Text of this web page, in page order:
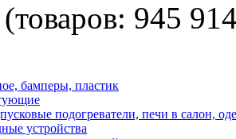
945
бамперы, пластик
подогреватели, печи в салон,
устройства